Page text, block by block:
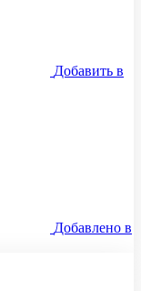
Добавить в
Добавлено в